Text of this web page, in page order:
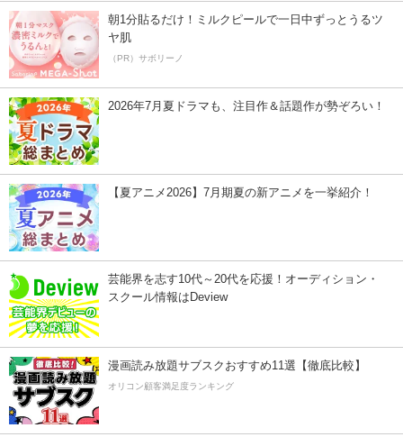
朝1分貼るだけ！ミルクピールで一日中ずっとうるツ
ヤ肌
（PR）サボリーノ
2026年7月夏ドラマも、注目作＆話題作が勢ぞろい！
【夏アニメ2026】7月期夏の新アニメを一挙紹介！
芸能界を志す10代～20代を応援！オーディション・
スクール情報はDeview
漫画読み放題サブスクおすすめ11選【徹底比較】
オリコン顧客満足度ランキング